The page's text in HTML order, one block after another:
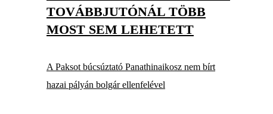
TOVÁBBJUTÓNÁL TÖBB
MOST SEM LEHETETT
A Paksot búcsúztató Panathinaikosz nem bírt
hazai pályán bolgár ellenfelével